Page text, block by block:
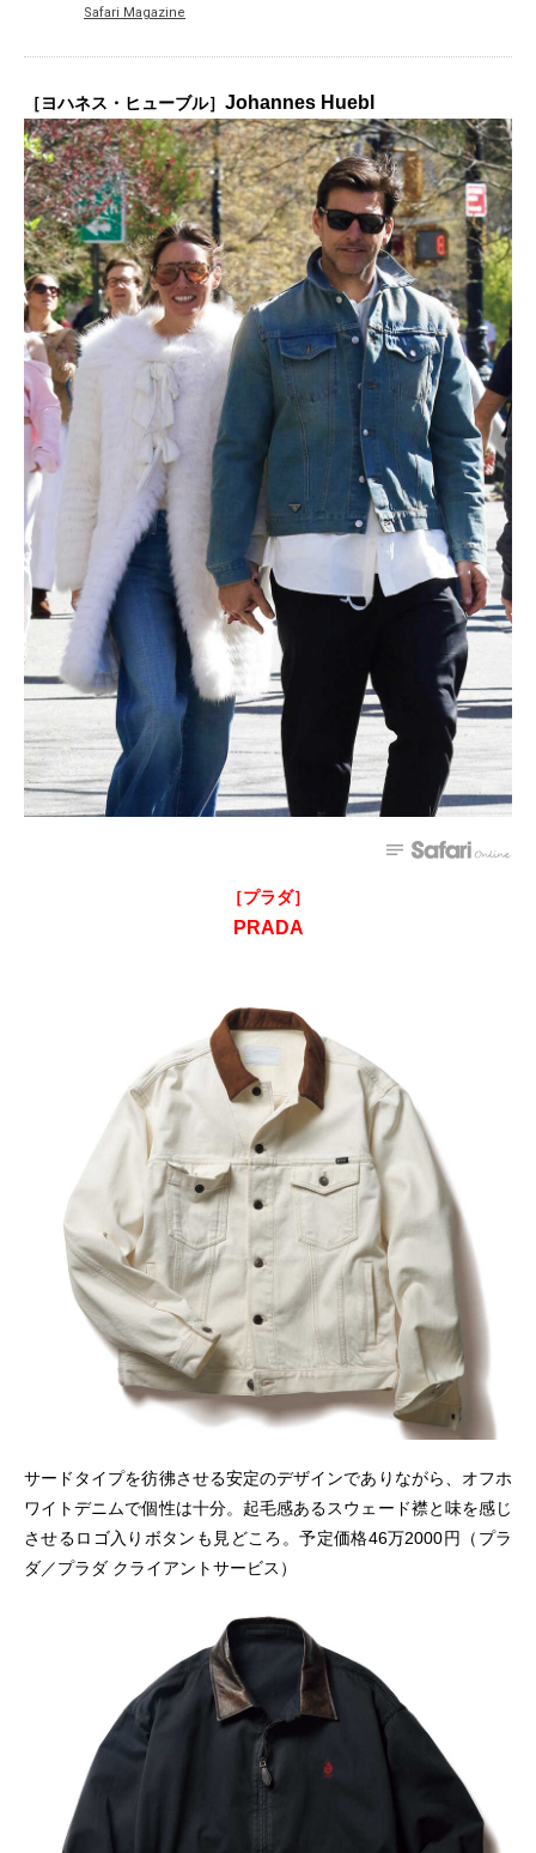
Safari Magazine
［ヨハネス・ヒューブル］ Johannes Huebl
［プラダ］
PRADA
サードタイプを彷彿させる安定のデザインでありながら、オフホ
ワイトデニムで個性は十分。起毛感あるスウェード襟と味を感じ
させるロゴ入りボタンも見どころ。予定価格46万2000円（プラ
ダ／プラダ クライアントサービス）